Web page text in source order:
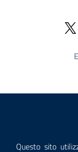
Questo sito
Sezione